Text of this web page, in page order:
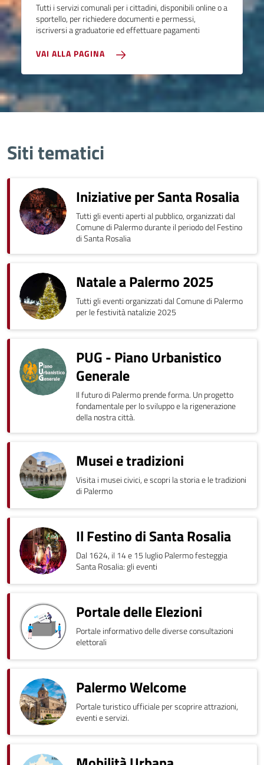
Tutti i servizi comunali per i cittadini, disponibili online o a
sportello, per richiedere documenti e permessi,
iscriversi a graduatorie ed effettuare pagamenti
VAI ALLA PAGINA
Siti tematici
Iniziative per Santa Rosalia
Tutti gli eventi aperti al pubblico, organizzati dal
Comune di Palermo durante il periodo del Festino
di Santa Rosalia
Natale a Palermo 2025
Tutti gli eventi organizzati dal Comune di Palermo
per le festività natalizie 2025
PUG - Piano Urbanistico
Generale
Il futuro di Palermo prende forma. Un progetto
fondamentale per lo sviluppo e la rigenerazione
della nostra città.
Musei e tradizioni
Visita i musei civici, e scopri la storia e le tradizioni
di Palermo
Il Festino di Santa Rosalia
Dal 1624, il 14 e 15 luglio Palermo festeggia
Santa Rosalia: gli eventi
Portale delle Elezioni
Portale informativo delle diverse consultazioni
elettorali
Palermo Welcome
Portale turistico ufficiale per scoprire attrazioni,
eventi e servizi.